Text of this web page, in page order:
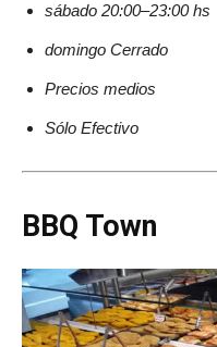
sábado 20:00–23:00 hs
domingo Cerrado
Precios medios
Sólo Efectivo
BBQ Town